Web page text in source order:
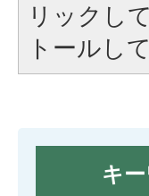
リックし
トールし
キ